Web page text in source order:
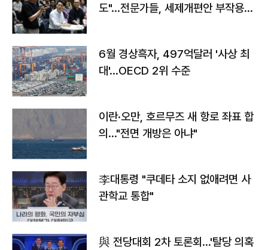
도"…전문가들, 세제개편안 부작용
6월 경상흑자, 497억달러 '사상 최
대'…OECD 2위 수준
이란·오만, 호르무즈 새 항로 좌표 합
의…"전면 개방은 아냐"
李대통령 "쿠데타 소지 없애려면 사
관학교 통합"
與 전당대회 2차 토론회…'탈당 의혹